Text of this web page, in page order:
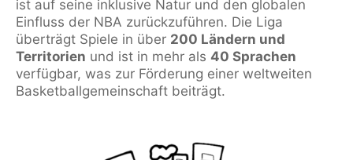
ist auf seine inklusive Natur und den globalen
Einfluss der NBA zurückzuführen. Die Liga
überträgt Spiele in über 200 Ländern und
Territorien und ist in mehr als 40 Sprachen
verfügbar, was zur Förderung einer weltweiten
Basketballgemeinschaft beiträgt.